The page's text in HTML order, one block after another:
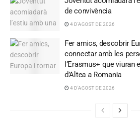
de convivència
4 D'AGOST DE 2026
Fer amics, descobrir
connectar amb les
l’Erasmus+ que viuran
d’Altea a Romania
4 D'AGOST DE 2026